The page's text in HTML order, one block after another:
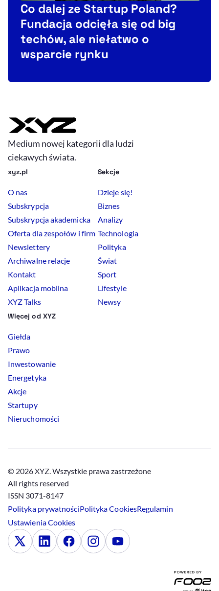
Co dalej ze Startup Poland?
Fundacja odcięła się od big
techów, ale niełatwo o
wsparcie rynku
Medium nowej kategorii dla ludzi
ciekawych świata.
xyz.pl
O nas
Subskrypcja
Subskrypcja akademicka
Oferta dla zespołów i firm
Newslettery
Archiwalne relacje
Kontakt
Aplikacja mobilna
XYZ Talks
Sekcje
Dzieje się!
Biznes
Analizy
Technologia
Polityka
Świat
Sport
Lifestyle
Newsy
Więcej od XYZ
Giełda
Prawo
Inwestowanie
Energetyka
Akcje
Startupy
Nieruchomości
© 2026 XYZ. Wszystkie prawa zastrzeżone
All rights reserved
ISSN 3071-8147
Polityka prywatnościPolitykaCookiesRegulamin
UstawieniaCookies
x LinkedinFacebookInstagramYoutube